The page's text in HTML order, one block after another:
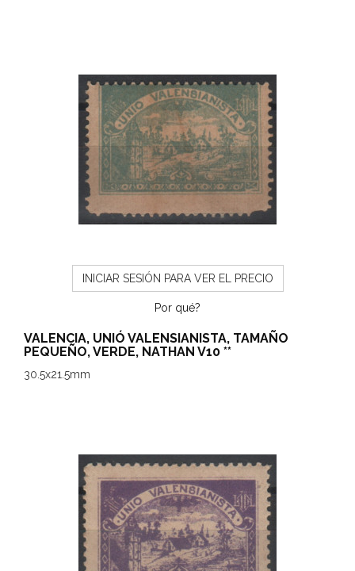
INICIAR SESIÓN PARA VER EL PRECIO
Por qué?
VALENCIA, UNIÓ VALENSIANISTA, TAMAÑO
PEQUEÑO, VERDE, NATHAN V10 **
30.5x21.5mm